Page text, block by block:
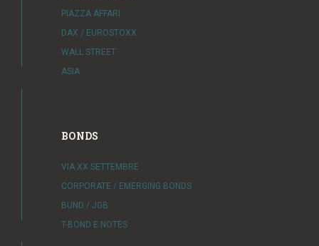
PIAZZA AFFARI
DAX / EUROSTOXX
WALL STREET
ASIA
BONDS
VIA XX SETTEMBRE
CORPORATE / EMERGING BONDS
BUND / JGB
T-BOND E NOTES